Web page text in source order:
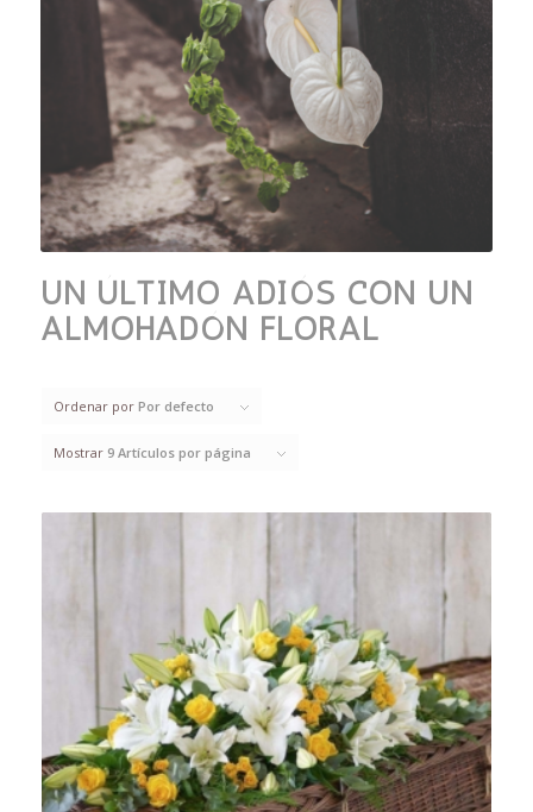
UN ÚLTIMO ADIÓS CON UN
ALMOHADÓN FLORAL
Ordenar por Por defecto
Mostrar 9 Artículos por página